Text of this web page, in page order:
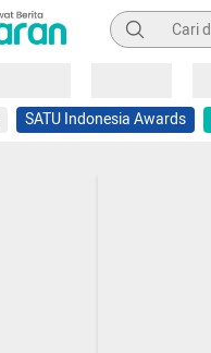
Pencarian
SATU Indonesia Awards